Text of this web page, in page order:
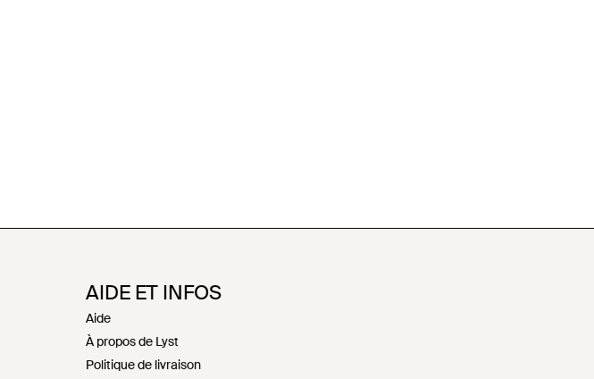
AIDE ET INFOS
Aide
À propos de Lyst
Politique de livraison